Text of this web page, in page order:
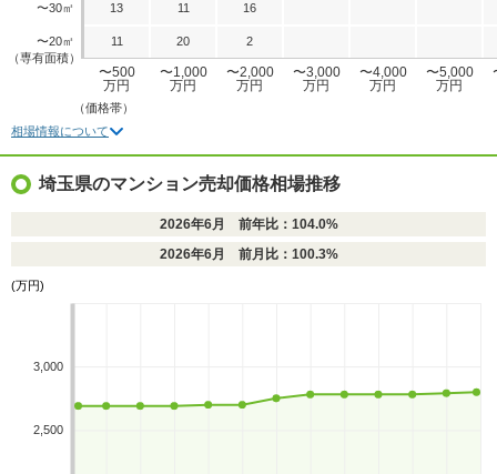
〜30㎡
〜20㎡
（専有面積）
13 11 16
11 20 2
〜500
万円
〜1,000
万円
〜2,000
万円
〜3,000
万円
〜4,000
万円
〜5,000
万円
（価格帯）
相場情報について
埼玉県のマンション売却価格相場推移
2026年6月 前年比：104.0%
2026年6月 前月比：100.3%
(万円)
3,000
2,500